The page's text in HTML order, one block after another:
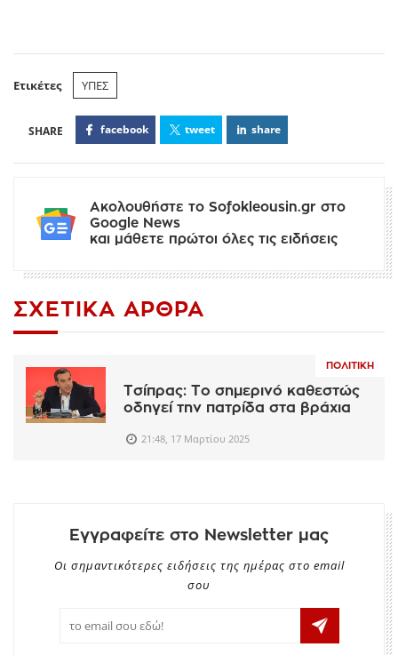
Ετικέτες ΥΠΕΣ
facebook tweet share
Ακολουθήστε το Sofokleousin.gr στο
Google News
και μάθετε πρώτοι όλες τις ειδήσεις
ΣΧΕΤΙΚΆ ΆΡΘΡΑ
ΠΟΛΙΤΙΚΉ
Τσίπρας: Το σημερινό καθεστώς
οδηγεί την πατρίδα στα βράχια
21:48, 17 Μαρτίου 2025
Εγγραφείτε στο Newsletter μας
Οι σημαντικότερες ειδήσεις της ημέρας στο email
σου